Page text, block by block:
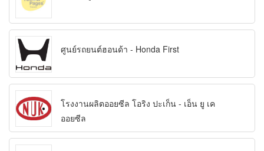
ศูนย์รถยนต์ฮอนด้า - Honda First
โรงงานผลิตออยซีล โอริง ปะเก็น - เอ็น ยู เค
ออยซีล